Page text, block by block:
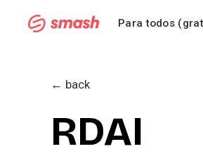
Para todos
RDAI
← back